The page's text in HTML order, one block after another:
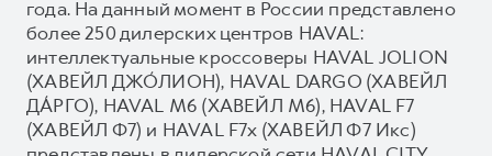
года. На данный момент в России представлено
более 250 дилерских центров HAVAL:
интеллектуальные кроссоверы HAVAL JOLION
(ХАВЕЙЛ ДЖО́ЛИОН), HAVAL DARGO (ХАВЕЙЛ
ДА́РГО), HAVAL М6 (ХАВЕЙЛ M6), HAVAL F7
(ХАВЕЙЛ Ф7) и HAVAL F7x (ХАВЕЙЛ Ф7 Икс)